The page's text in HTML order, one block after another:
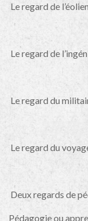
Le regard de
Le regard de
Le regard du
Le regard du
Deux regards de
Pédagogie ou